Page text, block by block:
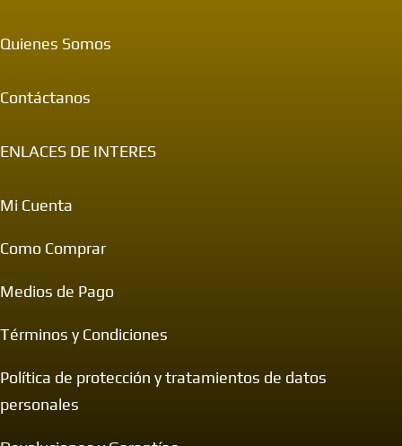
Quienes Somos
Contáctanos
ENLACES DE INTERES
Mi Cuenta
Como Comprar
Medios de Pago
Términos y Condiciones
Política de protección y tratamientos de datos
personales